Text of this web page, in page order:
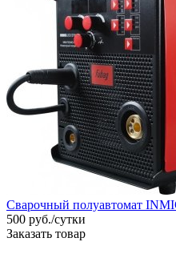
Сварочный полуавтомат
500 руб./сутки
Заказать товар